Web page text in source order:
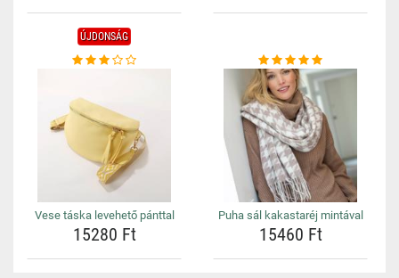
ÚJDONSÁG
Vese táska levehető pánttal
15280 Ft
Puha sál kakastaréj mintával
15460 Ft